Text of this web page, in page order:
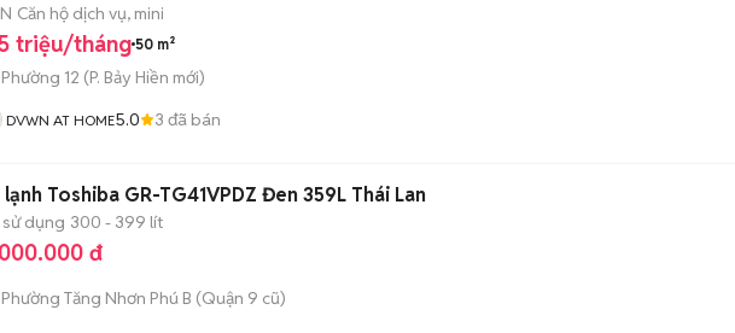
Căn hộ dịch vụ, mini
triệu/tháng 50 m²
Phường 12 (P. Bảy Hiền mới)
DVWN AT HOME5.0 3 đã bán
lạnh Toshiba GR-TG41VPDZ Đen 359L Thái Lan
dụng 300 - 399 lít
đ
Phường Tăng Nhơn Phú B (Quận 9 cũ)